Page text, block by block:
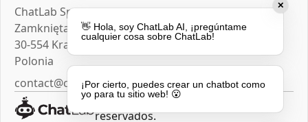
ChatLab Sp. z o.o.
Zamknięta 10/1.5
30-554 Kraków
Polonia
contact@chatlab.com
© 2025 Todos los derechos
reservados.
✕
👋 Hola, soy ChatLab AI, ¡pregúntame
cualquier cosa sobre ChatLab!
¡Por cierto, puedes crear un chatbot como
yo para tu sitio web! 😮